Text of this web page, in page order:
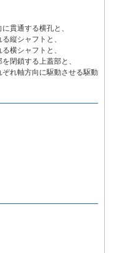
貫通する横孔と、
縦シャフトと、
横シャフトと、
閉鎖する上蓋部と、
れ軸方向に駆動させる駆動